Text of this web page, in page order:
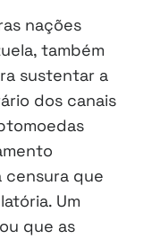
nações
também
sustentar a
dos canais
que
Um
que as